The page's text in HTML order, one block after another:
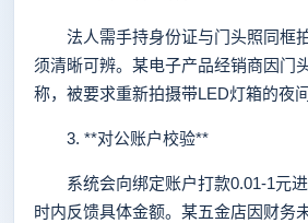
法人需手持身份证与门头照同框
须清晰可辨。某电子产品经销商因门
称，被要求重新拍摄带LED灯箱的夜
3. **对公账户校验**
系统会向绑定账户打款0.01-1元进
时内反馈具体金额。某五金店因财务